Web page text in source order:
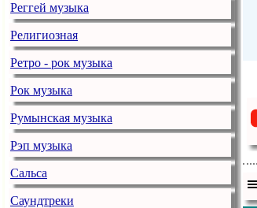
Реггей музыка
Религиозная
Ретро - рок музыка
Рок музыка
Румынская музыка
Рэп музыка
Сальса
Саундтреки